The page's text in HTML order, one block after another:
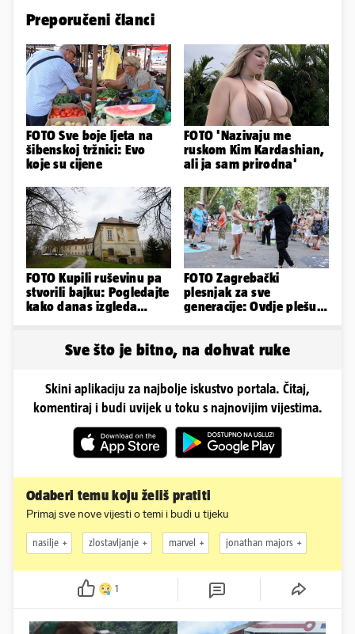
Preporučeni članci
FOTO Sve boje ljeta na
šibenskoj tržnici: Evo
koje su cijene
FOTO 'Nazivaju me
ruskom Kim Kardashian,
ali ja sam prirodna'
FOTO Kupili ruševinu pa
stvorili bajku: Pogledajte
kako danas izgleda
FOTO Zagrebački
plesnjak za sve
generacije: Ovdje plešu
Sve što je bitno, na dohvat ruke
Skini aplikaciju za najbolje iskustvo portala. Čitaj,
komentiraj i budi uvijek u toku s najnovijim vijestima.
Odaberi temu koju želiš pratiti
Primaj sve nove vijesti o temi i budi u tijeku
nasilje zlostavljanje marvel jonathan majors
1